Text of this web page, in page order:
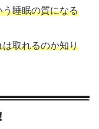
睡眠の質になる
取れるのか知り